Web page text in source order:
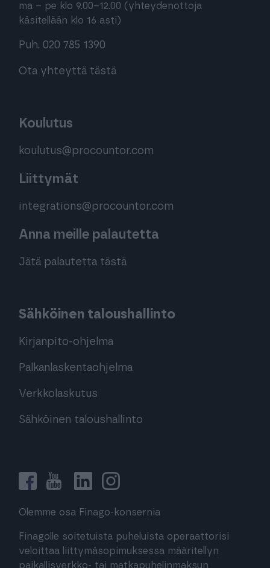
ma – pe klo 9.00–12.00 (yhteydenottoja
käsitellään klo 16 asti)
Puh. 020 785 1390
Ota yhteyttä tästä
Koulutus
koulutus@procountor.com
Liittymät
integrations@procountor.com
Anna meille palautetta
Jätä palautetta tästä
Sähköinen taloushallinto
Kirjanpito-ohjelma
Palkanlaskentaohjelma
Verkkolaskutus
Sähköinen taloushallinto
Olemme osa Finago-konsernia
Finagolle soitetuista puheluista operaattorisi
veloittaa liittymäsopimuksessa määritellyn
paikallisverkko- tai matkapuhelinmaksun